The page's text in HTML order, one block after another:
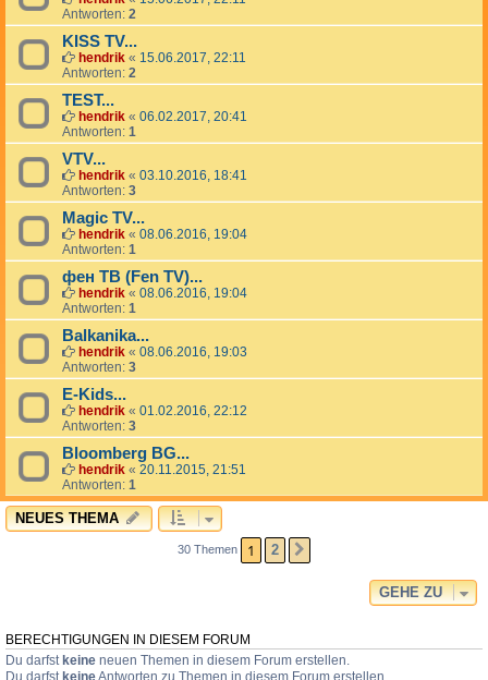
Antworten: 2
KISS TV...
hendrik « 15.06.2017, 22:11
Antworten: 2
TEST...
hendrik « 06.02.2017, 20:41
Antworten: 1
VTV...
hendrik « 03.10.2016, 18:41
Antworten: 3
Magic TV...
hendrik « 08.06.2016, 19:04
Antworten: 1
фен ТВ (Fen TV)...
hendrik « 08.06.2016, 19:04
Antworten: 1
Balkanika...
hendrik « 08.06.2016, 19:03
Antworten: 3
E-Kids...
hendrik « 01.02.2016, 22:12
Antworten: 3
Bloomberg BG...
hendrik « 20.11.2015, 21:51
Antworten: 1
NEUES THEMA
30 Themen 1 2
GEHE ZU
BERECHTIGUNGEN IN DIESEM FORUM
Du darfst keine neuen Themen in diesem Forum erstellen.